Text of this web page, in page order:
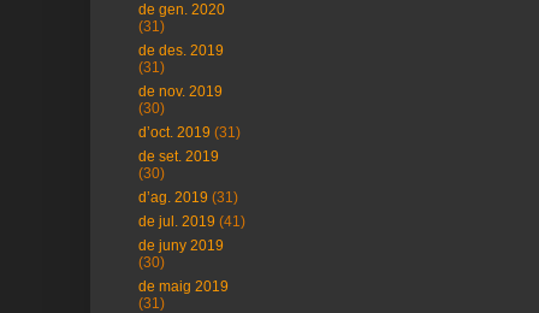
de gen. 2020
(31)
de des. 2019
(31)
de nov. 2019
(30)
d’oct. 2019 (31)
de set. 2019
(30)
d’ag. 2019 (31)
de jul. 2019 (41)
de juny 2019
(30)
de maig 2019
(31)